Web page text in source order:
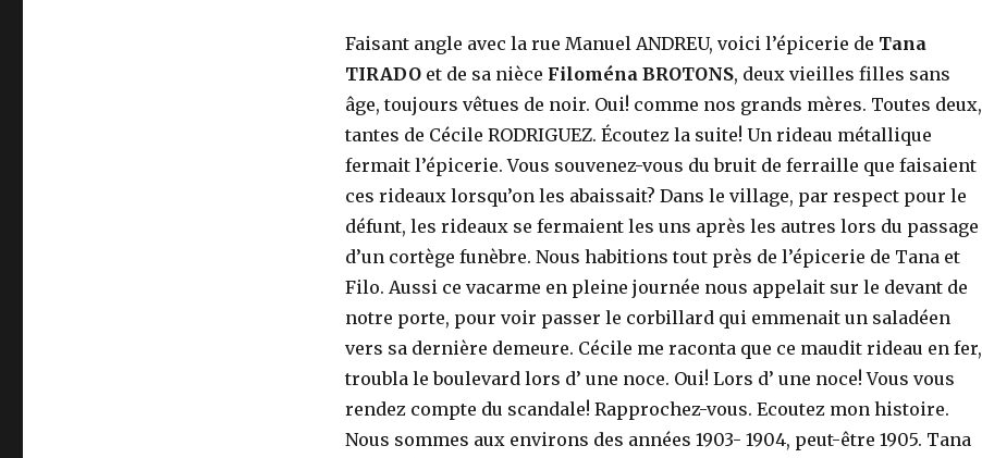
Faisant angle avec la rue Manuel ANDREU, voici l’épicerie de Tana
TIRADO et de sa nièce Filoména BROTONS, deux vieilles filles sans
âge, toujours vêtues de noir. Oui! comme nos grands mères. Toutes deux,
tantes de Cécile RODRIGUEZ. Écoutez la suite! Un rideau métallique
fermait l’épicerie. Vous souvenez-vous du bruit de ferraille que faisaient
ces rideaux lorsqu’on les abaissait? Dans le village, par respect pour le
défunt, les rideaux se fermaient les uns après les autres lors du passage
d’un cortège funèbre. Nous habitions tout près de l’épicerie de Tana et
Filo. Aussi ce vacarme en pleine journée nous appelait sur le devant de
notre porte, pour voir passer le corbillard qui emmenait un saladéen
vers sa dernière demeure. Cécile me raconta que ce maudit rideau en fer,
troubla le boulevard lors d’ une noce. Oui! Lors d’ une noce! Vous vous
rendez compte du scandale! Rapprochez-vous. Ecoutez mon histoire.
Nous sommes aux environs des années 1903- 1904, peut-être 1905. Tana